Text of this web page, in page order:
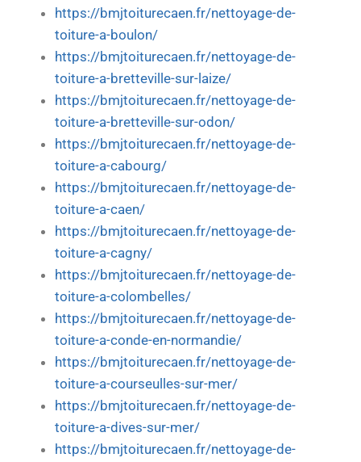
https://bmjtoiturecaen.fr/nettoyage-de-
toiture-a-boulon/
https://bmjtoiturecaen.fr/nettoyage-de-
toiture-a-bretteville-sur-laize/
https://bmjtoiturecaen.fr/nettoyage-de-
toiture-a-bretteville-sur-odon/
https://bmjtoiturecaen.fr/nettoyage-de-
toiture-a-cabourg/
https://bmjtoiturecaen.fr/nettoyage-de-
toiture-a-caen/
https://bmjtoiturecaen.fr/nettoyage-de-
toiture-a-cagny/
https://bmjtoiturecaen.fr/nettoyage-de-
toiture-a-colombelles/
https://bmjtoiturecaen.fr/nettoyage-de-
toiture-a-conde-en-normandie/
https://bmjtoiturecaen.fr/nettoyage-de-
toiture-a-courseulles-sur-mer/
https://bmjtoiturecaen.fr/nettoyage-de-
toiture-a-dives-sur-mer/
https://bmjtoiturecaen.fr/nettoyage-de-